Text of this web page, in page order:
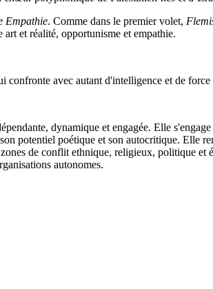
Empathie. Comme dans le premier volet,
et réalité, opportunisme et empathie.
confronte avec autant d'intelligence et de
dynamique et engagée. Elle
potentiel poétique et son autocritique.
de conflit ethnique, religieux, politique
autonomes.